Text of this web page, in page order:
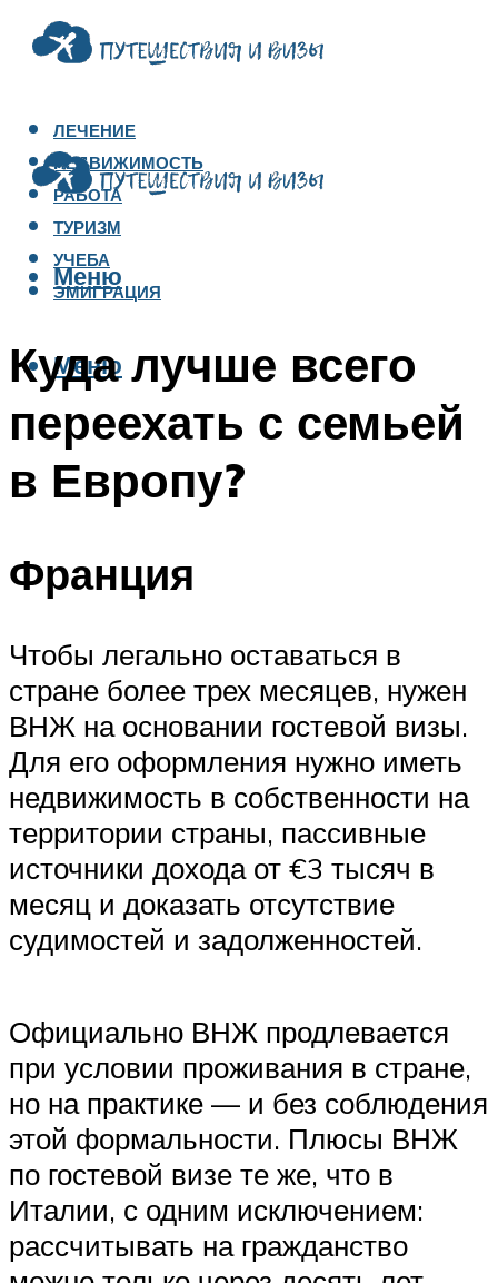
ЛЕЧЕНИЕ
НЕДВИЖИМОСТЬ
РАБОТА
ТУРИЗМ
УЧЕБА
ЭМИГРАЦИЯ
Меню
Меню
Куда лучше всего
переехать с семьей
в Европу?
Франция
Чтобы легально оставаться в
стране более трех месяцев, нужен
ВНЖ на основании гостевой визы.
Для его оформления нужно иметь
недвижимость в собственности на
территории страны, пассивные
источники дохода от €3 тысяч в
месяц и доказать отсутствие
судимостей и задолженностей.
Официально ВНЖ продлевается
при условии проживания в стране,
но на практике — и без соблюдения
этой формальности. Плюсы ВНЖ
по гостевой визе те же, что в
Италии, с одним исключением:
рассчитывать на гражданство